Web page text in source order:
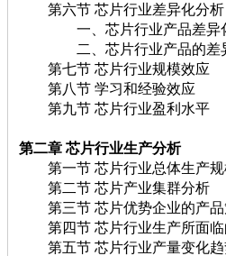
第六节 芯片行业差异化分析
一、芯片行业产品差异
二、芯片行业产品的差异
第七节 芯片行业规模效应
第八节 学习和经验效应
第九节 芯片行业盈利水平
第二章 芯片行业生产分析
第一节 芯片行业总体生产规
第二节 芯片产业集群分析
第三节 芯片优势企业的产品
第四节 芯片行业生产所面临
第五节 芯片行业产量变化趋